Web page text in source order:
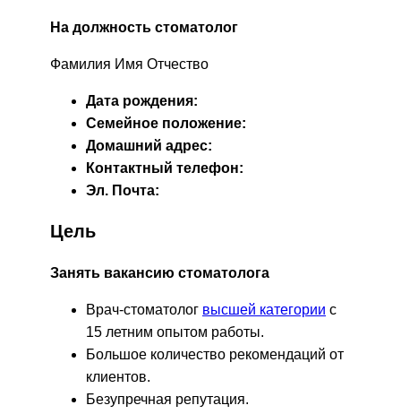
На должность стоматолог
Фамилия Имя Отчество
Дата рождения:
Семейное положение:
Домашний адрес:
Контактный телефон:
Эл. Почта:
Цель
Занять вакансию стоматолога
Врач-стоматолог высшей категории с
15 летним опытом работы.
Большое количество рекомендаций от
клиентов.
Безупречная репутация.